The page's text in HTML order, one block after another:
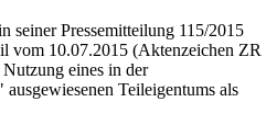
seiner Pressemitteilung 115/2015
vom 10.07.2015 (Aktenzeichen ZR
eines in der
Teileigentums als